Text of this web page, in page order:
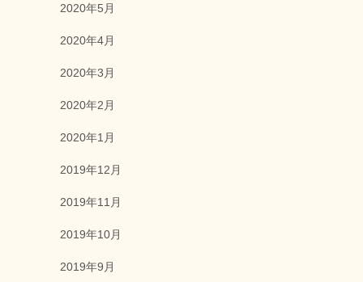
2020年5月
2020年4月
2020年3月
2020年2月
2020年1月
2019年12月
2019年11月
2019年10月
2019年9月